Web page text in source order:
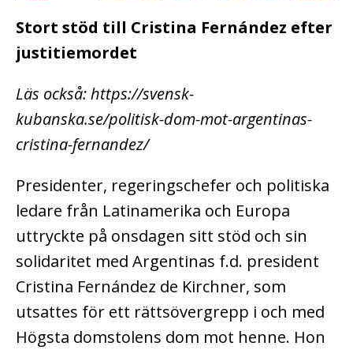
Stort stöd till Cristina Fernández efter
justitiemordet
Läs också: https://svensk-
kubanska.se/politisk-dom-mot-argentinas-
cristina-fernandez/
Presidenter, regeringschefer och politiska
ledare från Latinamerika och Europa
uttryckte på onsdagen sitt stöd och sin
solidaritet med Argentinas f.d. president
Cristina Fernández de Kirchner, som
utsattes för ett rättsövergrepp i och med
Högsta domstolens dom mot henne. Hon